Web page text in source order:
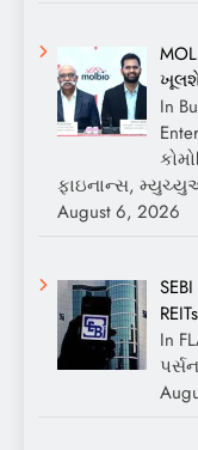
In
ફાઇનાન્સ,
August 6, 2026
In